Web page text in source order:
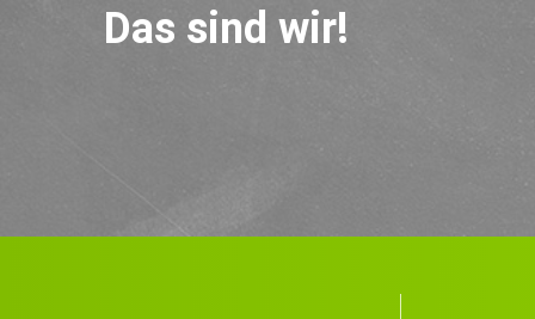
Das sind wir!